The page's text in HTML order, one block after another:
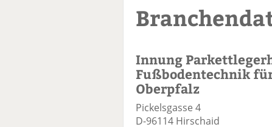
Innung
Fußbodentechnik
Oberpfalz
Pickelsgasse 4
D-96114 Hirschaid